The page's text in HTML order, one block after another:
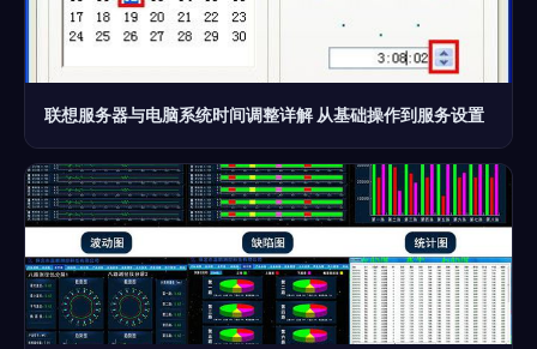
联想服务器与电脑系统时间调整详解 从基础操作到服务设置